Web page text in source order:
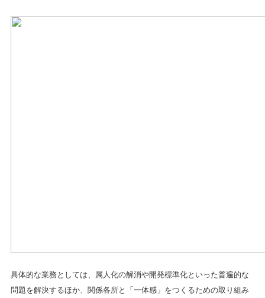
具体的な業務としては、属人化の解消や開発標準化といった普遍的な
問題を解決するほか、関係各所と「一体感」をつくるための取り組み